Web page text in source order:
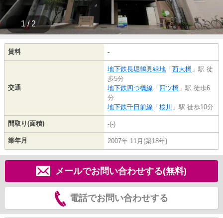
1 / 2
賃料 -
交通
地下鉄長堀鶴見緑地 「 西大橋 」駅 徒
歩5分
地下鉄四つ橋線 「 四ツ橋 」駅 徒歩6
分
地下鉄千日前線 「 桜川 」駅 徒歩10分
間取り(面積) -(-)
築年月 2007年 11月(築18年)
メールでお問い合わせする(無料)
電話でお問い合わせする